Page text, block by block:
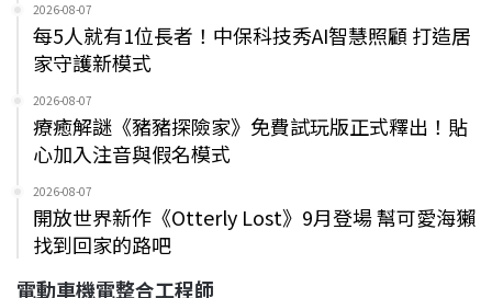
2026-08-07
每5人就有1位長者！中保科技秀AI智慧照顧 打造居
家守護新模式
2026-08-07
療癒解謎《豬豬探險家》免費試玩版正式釋出！貼
心加入注音與假名模式
2026-08-07
開放世界新作《Otterly Lost》9月登場 幫可愛海獺
找到回家的路吧
電動車機電整合工程師